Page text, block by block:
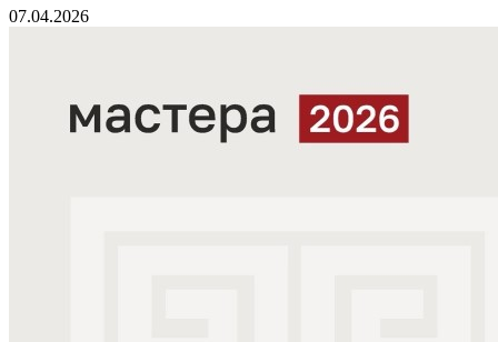
07.04.2026